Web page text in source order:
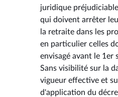
juridique
qui doivent arrêter
la retraite dans les
en particulier celles
envisagé avant le 1er
Sans visibilité sur la
vigueur effective et
d'application du